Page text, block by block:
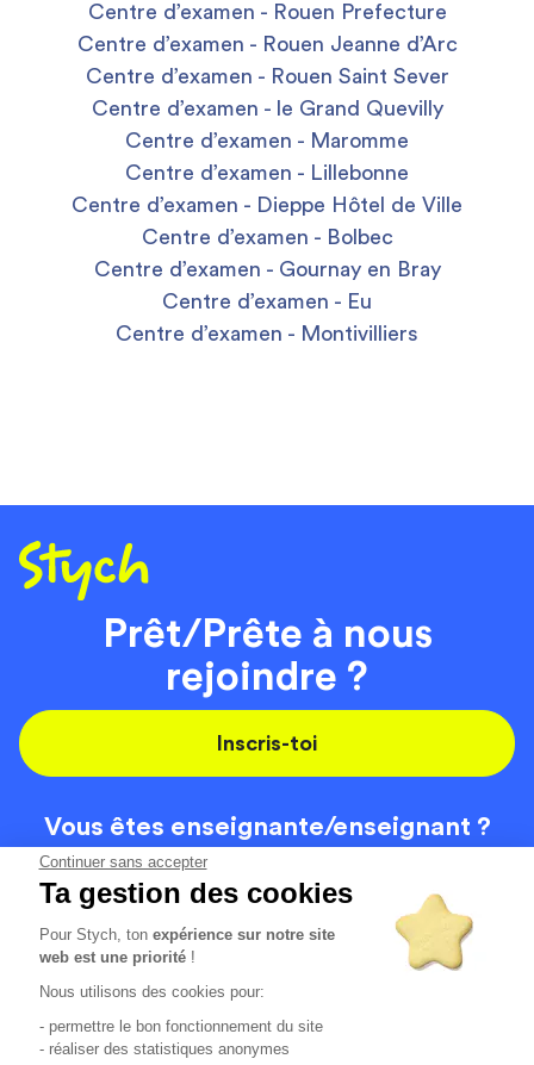
Continuer sans accepter
Ta gestion des cookies
Pour Stych, tonexpérience sur notre site
web est une priorité !
Nous utilisons des cookies pour:
- permettre le bon fonctionnement du site
- réaliser des statistiques anonymes
Centre d’examen - Rouen Prefecture
Centre d’examen - Rouen Jeanne d’Arc
Centre d’examen - Rouen Saint Sever
Centre d’examen - le Grand Quevilly
Centre d’examen - Maromme
Centre d’examen - Lillebonne
Centre d’examen - Dieppe Hôtel de Ville
Centre d’examen - Bolbec
Centre d’examen - Gournay en Bray
Centre d’examen - Eu
Centre d’examen - Montivilliers
Prêt/Prête à nous
rejoindre ?
Inscris-toi
Vous êtes enseignante/enseignant ?
On recrute
Code de la route
Localisation
Contact